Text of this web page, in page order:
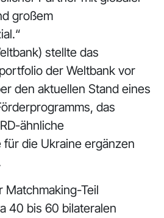
großem
stellte das
der Weltbank vor
den aktuellen Stand eines
das
ähnliche
die Ukraine ergänzen
Matchmaking-Teil
40 bis 60 bilateralen